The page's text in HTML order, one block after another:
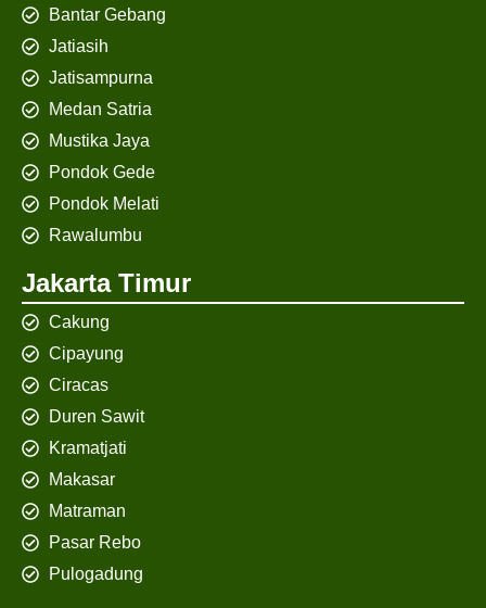
Bantar Gebang
Jatiasih
Jatisampurna
Medan Satria
Mustika Jaya
Pondok Gede
Pondok Melati
Rawalumbu
Jakarta Timur
Cakung
Cipayung
Ciracas
Duren Sawit
Kramatjati
Makasar
Matraman
Pasar Rebo
Pulogadung